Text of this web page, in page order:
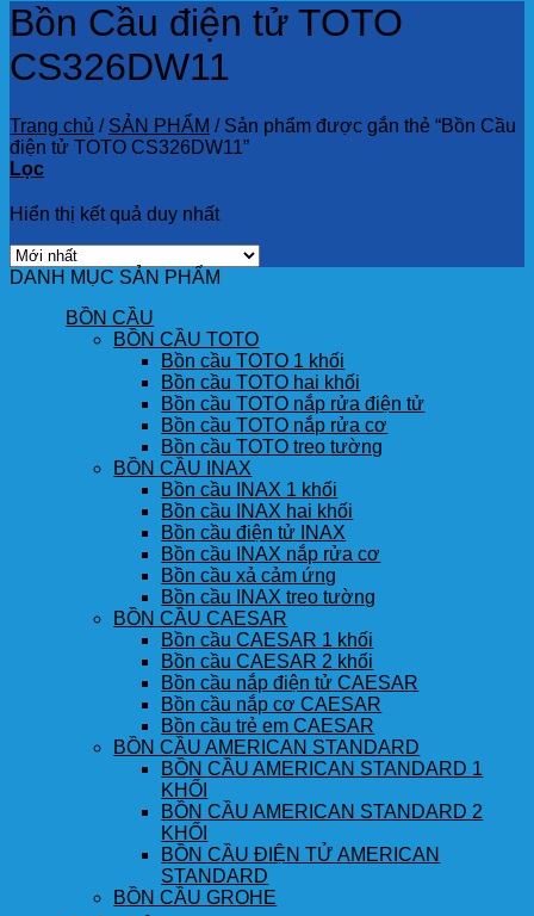
Bồn Cầu điện tử TOTO
CS326DW11
Trang chủ / SẢN PHẨM /Sản phẩm được gắn thẻ “Bồn Cầu
điện tử TOTO CS326DW11”
Lọc
Hiển thị kết quả duy nhất
DANH MỤC SẢN PHẨM
BỒN CẦU
BỒN CẦU TOTO
Bồn cầu TOTO 1 khối
Bồn cầu TOTO hai khối
Bồn cầu TOTO nắp rửa điện tử
Bồn cầu TOTO nắp rửa cơ
Bồn cầu TOTO treo tường
BỒN CẦU INAX
Bồn cầu INAX 1 khối
Bồn cầu INAX hai khối
Bồn cầu điện tử INAX
Bồn cầu INAX nắp rửa cơ
Bồn cầu xả cảm ứng
Bồn cầu INAX treo tường
BỒN CẦU CAESAR
Bồn cầu CAESAR 1 khối
Bồn cầu CAESAR 2 khối
Bồn cầu nắp điện tử CAESAR
Bồn cầu nắp cơ CAESAR
Bồn cầu trẻ em CAESAR
BỒN CẦU AMERICAN STANDARD
BỒN CẦU AMERICAN STANDARD 1
KHỐI
BỒN CẦU AMERICAN STANDARD 2
KHỐI
BỒN CẦU ĐIỆN TỬ AMERICAN
STANDARD
BỒN CẦU GROHE